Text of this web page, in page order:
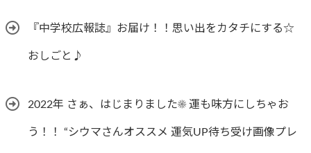
『中学校広報誌』お届け！！思い出をカタチにする☆
おしごと♪
2022年 さぁ、はじまりました☀︎ 運も味方にしちゃお
う！！ “シウマさんオススメ 運気UP待ち受け画像プレ